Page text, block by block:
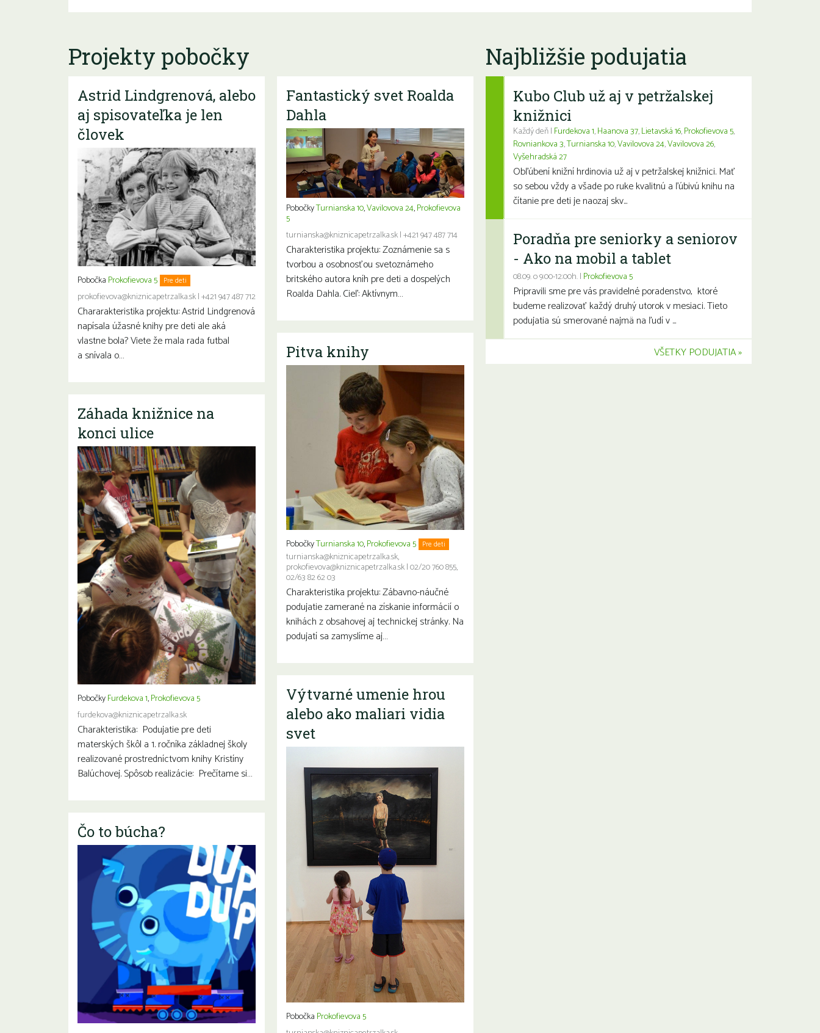
Projekty pobočky
Astrid Lindgrenová, alebo
aj spisovateľka je len
človek
Pobočka Prokofievova 5 Pre deti
prokofievova@kniznicapetrzalka.sk|+421 947 487 712
Chararakteristika projektu: Astrid Lindgrenová
napísala úžasné knihy pre deti ale aká
vlastne bola? Viete že mala rada futbal
a snívala o…
Záhada knižnice na
konci ulice
PobočkyFurdekova 1,Prokofievova 5
furdekova@kniznicapetrzalka.sk
Charakteristika: Podujatie pre deti
materských škôl a 1. ročníka základnej školy
realizované prostredníctvom knihy Kristíny
Balúchovej. Spôsob realizácie: Prečítame si…
Čo to búcha?
Fantastický svet Roalda
Dahla
PobočkyTurnianska 10,Vavilovova 24,Prokofievova
5
turnianska@kniznicapetrzalka.sk|+421 947 487 714
Charakteristika projektu: Zoznámenie sa s
tvorbou a osobnosťou svetoznámeho
britského autora kníh pre deti a dospelých
Roalda Dahla. Cieľ: Aktívnym…
Pitva knihy
PobočkyTurnianska 10,Prokofievova 5 Pre deti
turnianska@kniznicapetrzalka.sk,
prokofievova@kniznicapetrzalka.sk|02/20 760 855,
02/63 82 62 03
Charakteristika projektu: Zábavno-náučné
podujatie zamerané na získanie informácií o
knihách z obsahovej aj technickej stránky. Na
podujatí sa zamyslíme aj…
Výtvarné umenie hrou
alebo ako maliari vidia
svet
Pobočka Prokofievova 5
Najbližšie podujatia
Kubo Club už aj v petržalskej
knižnici
Každý deň | Furdekova 1,Haanova 37,Lietavská 16,Prokofievova 5,
Rovniankova 3,Turnianska 10,Vavilovova 24,Vavilovova 26,
Vyšehradská 27
Obľúbení knižní hrdinovia už aj v petržalskej knižnici. Mať
so sebou vždy a všade po ruke kvalitnú a ľúbivú knihu na
čítanie pre deti je naozaj skv...
Poradňa pre seniorky a seniorov
- Ako na mobil a tablet
08.09. o 9:00-12:00h. | Prokofievova 5
Pripravili sme pre vás pravidelné poradenstvo, ktoré
budeme realizovať každý druhý utorok v mesiaci. Tieto
podujatia sú smerované najmä na ľudí v ...
VŠETKY PODUJATIA